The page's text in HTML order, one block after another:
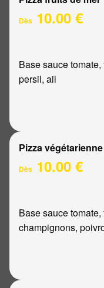
Dès 10.00 €
Base sauce
persil, ail
Pizza végétarienne
Dès 10.00 €
Base sauce
champignons,